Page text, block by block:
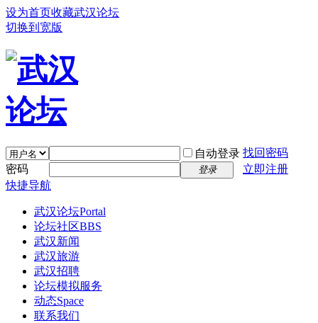
设为首页收藏武汉论坛
切换到宽版
自动登录 找回密码
密码
登录
立即注册
快捷导航
武汉论坛Portal
论坛社区BBS
武汉新闻
武汉旅游
武汉招聘
论坛模拟服务
动态Space
联系我们